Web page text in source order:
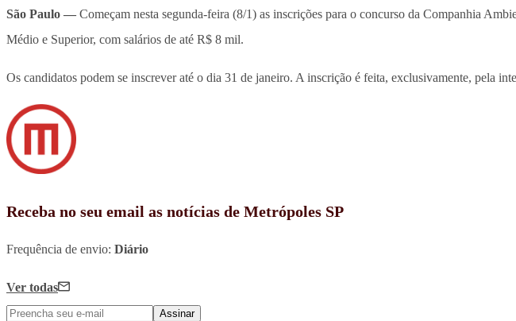
São Paulo — Começam nesta segunda-feira (8/1) as inscrições para o concurso da Companhia
Médio e Superior, com salários de até R$ 8 mil.
Os candidatos podem se inscrever até o dia 31 de janeiro. A inscrição é feita, exclusivamente, pela
Receba no seu email as notícias de Metrópoles SP
Frequência de envio: Diário
Ver todas
Assinar